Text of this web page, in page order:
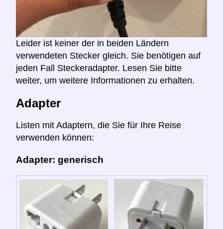
Leider ist keiner der in beiden Ländern
verwendeten Stecker gleich. Sie benötigen auf
jeden Fall Steckeradapter. Lesen Sie bitte
weiter, um weitere Informationen zu erhalten.
Adapter
Listen mit Adaptern, die Sie für Ihre Reise
verwenden können:
Adapter: generisch